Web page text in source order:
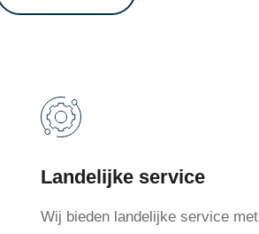
Landelijke service
Wij bieden landelijke service met